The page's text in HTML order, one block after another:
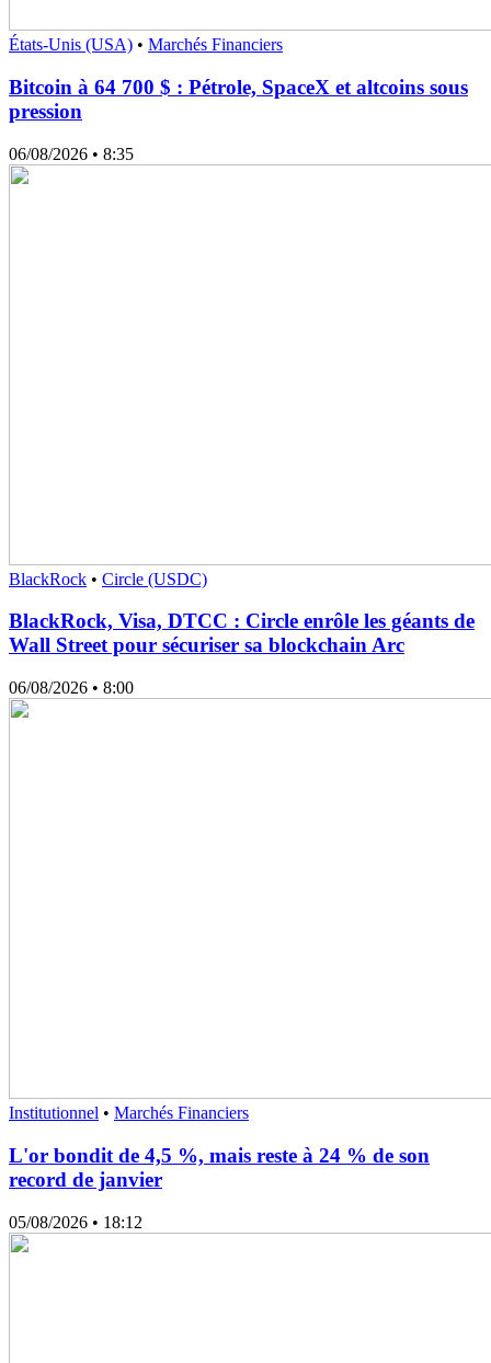
États-Unis (USA) • Marchés Financiers
Bitcoin à 64 700 $ : Pétrole, SpaceX et altcoins sous
pression
06/08/2026 • 8:35
BlackRock • Circle (USDC)
BlackRock, Visa, DTCC : Circle enrôle les géants de
Wall Street pour sécuriser sa blockchain Arc
06/08/2026 • 8:00
Institutionnel • Marchés Financiers
L'or bondit de 4,5 %, mais reste à 24 % de son
record de janvier
05/08/2026 • 18:12